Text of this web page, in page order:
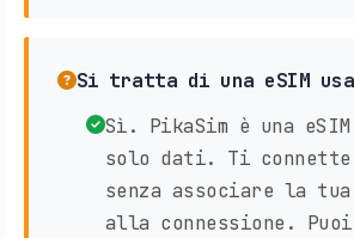
Si tratta di una eSIM
Sì. PikaSim è una
solo dati. Ti
senza associare la
alla connessione.